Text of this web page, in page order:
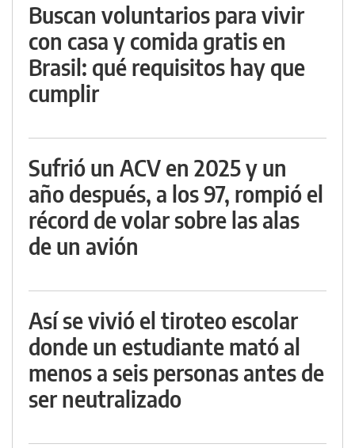
Buscan voluntarios para vivir
con casa y comida gratis en
Brasil: qué requisitos hay que
cumplir
Sufrió un ACV en 2025 y un
año después, a los 97, rompió el
récord de volar sobre las alas
de un avión
Así se vivió el tiroteo escolar
donde un estudiante mató al
menos a seis personas antes de
ser neutralizado